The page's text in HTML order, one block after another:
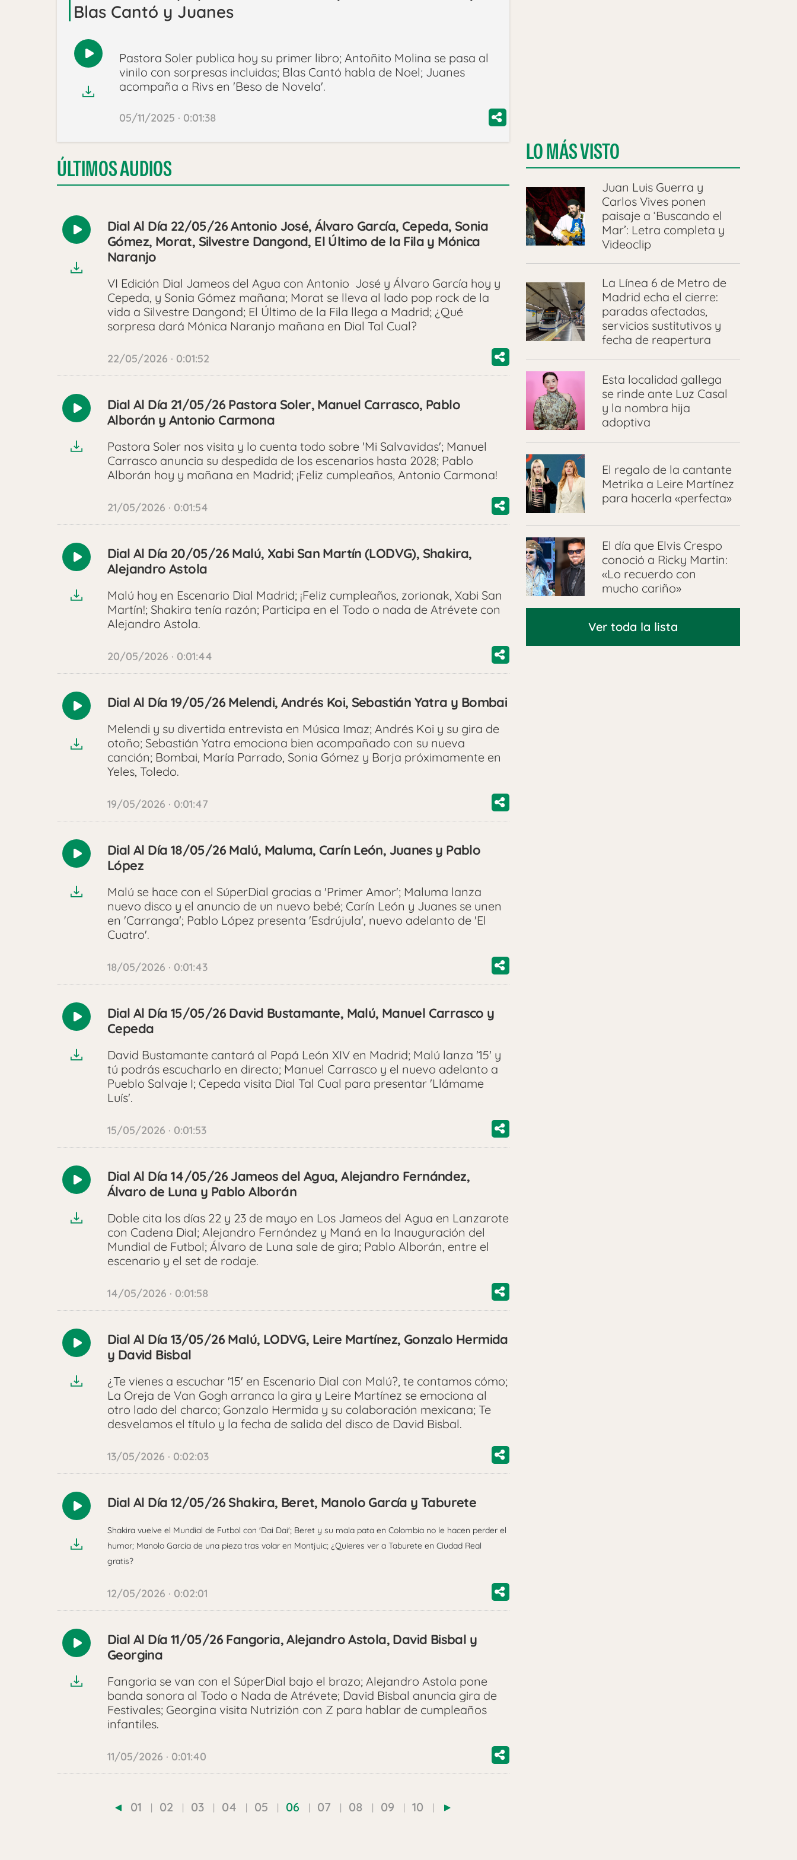
Blas Cantó y Juanes
ReproducirPastora Soler publica hoy su primer libro; Antoñito Molina se pasa al
vinilo con sorpresas incluidas; Blas Cantó habla de Noel; Juanes
acompaña a Rivs en 'Beso de Novela'.
05/11/2025 · 0:01:38
ÚLTIMOS AUDIOS
Reproducir
Dial Al Día 22/05/26 Antonio José, Álvaro García, Cepeda, Sonia
Gómez, Morat, Silvestre Dangond, El Último de la Fila y Mónica
Naranjo
VI Edición Dial Jameos del Agua con Antonio José y Álvaro García hoy y
Cepeda, y Sonia Gómez mañana; Morat se lleva al lado pop rock de la
vida a Silvestre Dangond; El Último de la Fila llega a Madrid; ¿Qué
sorpresa dará Mónica Naranjo mañana en Dial Tal Cual?
22/05/2026 · 0:01:52
Reproducir
Dial Al Día 21/05/26 Pastora Soler, Manuel Carrasco, Pablo
Alborán y Antonio Carmona
Pastora Soler nos visita y lo cuenta todo sobre 'Mi Salvavidas'; Manuel
Carrasco anuncia su despedida de los escenarios hasta 2028; Pablo
Alborán hoy y mañana en Madrid; ¡Feliz cumpleaños, Antonio Carmona!
21/05/2026 · 0:01:54
Reproducir
Dial Al Día 20/05/26 Malú, Xabi San Martín (LODVG), Shakira,
Alejandro Astola
Malú hoy en Escenario Dial Madrid; ¡Feliz cumpleaños, zorionak, Xabi San
Martín!; Shakira tenía razón; Participa en el Todo o nada de Atrévete con
Alejandro Astola.
20/05/2026 · 0:01:44
Reproducir
Dial Al Día 19/05/26 Melendi, Andrés Koi, Sebastián Yatra y Bombai
Melendi y su divertida entrevista en Música Imaz; Andrés Koi y su gira de
otoño; Sebastián Yatra emociona bien acompañado con su nueva
canción; Bombai, María Parrado, Sonia Gómez y Borja próximamente en
Yeles, Toledo.
19/05/2026 · 0:01:47
Reproducir
Dial Al Día 18/05/26 Malú, Maluma, Carín León, Juanes y Pablo
López
Malú se hace con el SúperDial gracias a 'Primer Amor'; Maluma lanza
nuevo disco y el anuncio de un nuevo bebé; Carín León y Juanes se unen
en 'Carranga'; Pablo López presenta 'Esdrújula', nuevo adelanto de 'El
Cuatro'.
18/05/2026 · 0:01:43
Reproducir
Dial Al Día 15/05/26 David Bustamante, Malú, Manuel Carrasco y
Cepeda
David Bustamante cantará al Papá León XIV en Madrid; Malú lanza '15' y
tú podrás escucharlo en directo; Manuel Carrasco y el nuevo adelanto a
Pueblo Salvaje I; Cepeda visita Dial Tal Cual para presentar 'Llámame
Luís'.
15/05/2026 · 0:01:53
Reproducir
Dial Al Día 14/05/26 Jameos del Agua, Alejandro Fernández,
Álvaro de Luna y Pablo Alborán
Doble cita los días 22 y 23 de mayo en Los Jameos del Agua en Lanzarote
con Cadena Dial; Alejandro Fernández y Maná en la Inauguración del
Mundial de Futbol; Álvaro de Luna sale de gira; Pablo Alborán, entre el
escenario y el set de rodaje.
14/05/2026 · 0:01:58
Reproducir
Dial Al Día 13/05/26 Malú, LODVG, Leire Martínez, Gonzalo Hermida
y David Bisbal
¿Te vienes a escuchar '15' en Escenario Dial con Malú?, te contamos cómo;
La Oreja de Van Gogh arranca la gira y Leire Martínez se emociona al
otro lado del charco; Gonzalo Hermida y su colaboración mexicana; Te
desvelamos el título y la fecha de salida del disco de David Bisbal.
13/05/2026 · 0:02:03
Reproducir
Dial Al Día 12/05/26 Shakira, Beret, Manolo García y Taburete
Shakira vuelve el Mundial de Futbol con 'Dai Dai'; Beret y su mala pata en Colombia no le hacen perder el
humor; Manolo García de una pieza tras volar en Montjuic; ¿Quieres ver a Taburete en Ciudad Real
gratis?
12/05/2026 · 0:02:01
Reproducir
Dial Al Día 11/05/26 Fangoria, Alejandro Astola, David Bisbal y
Georgina
Fangoria se van con el SúperDial bajo el brazo; Alejandro Astola pone
banda sonora al Todo o Nada de Atrévete; David Bisbal anuncia gira de
Festivales; Georgina visita Nutrizión con Z para hablar de cumpleaños
infantiles.
11/05/2026 · 0:01:40
01 02 03 04 05 06 07 08 09 10
LO MÁS VISTO
Juan Luis Guerra y
Carlos Vives ponen
paisaje a ‘Buscando el
Mar’: Letra completa y
Videoclip
La Línea 6 de Metro de
Madrid echa el cierre:
paradas afectadas,
servicios sustitutivos y
fecha de reapertura
Esta localidad gallega
se rinde ante Luz Casal
y la nombra hija
adoptiva
El regalo de la cantante
Metrika a Leire Martínez
para hacerla «perfecta»
El día que Elvis Crespo
conoció a Ricky Martin:
«Lo recuerdo con
mucho cariño»
Ver toda la lista